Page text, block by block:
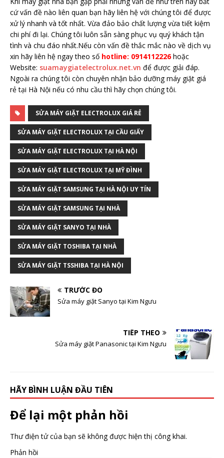
cứ vấn đề nào liên quan bạn hãy liên hệ với chúng tôi để được
xử lý nhanh và tốt nhất. Vừa đảo bảo chất lượng vừa tiết kiệm
chi phí đi lại. Chúng tôi luôn sẵn sàng phục vụ quý khách tận
tình và chu đáo nhất.Nếu còn vấn đề thắc mắc nào về dịch vụ
xin hãy liên hệ ngay theo số hotline: 0914112226hoặc
Website: suamaygiatelectrolux.net.vn để được giải đáp.
Ngoài ra chúng tôi còn chuyên nhận bảo dưỡng máy giặt giá
rẻ tại Hà Nội nếu có nhu cầu thì hãy chọn chúng tôi.
SỬA MÁY GIẶT ELECTROLUX GIÁ RẺ
SỬA MÁY GIẶT ELECTROLUX TẠI CẦU GIẤY
SỬA MÁY GIẶT ELECTROLUX TẠI HÀ NỘI
SỬA MÁY GIẶT ELECTROLUX TẠI MỸ ĐÌNH
SỬA MÁY GIẶT SAMSUNG TẠI HÀ NỘI UY TÍN
SỬA MÁY GIẶT SAMSUNG TẠI NHÀ
SỬA MÁY GIẶT SANYO TẠI NHÀ
SỬA MÁY GIẶT TOSHIBA TẠI NHÀ
SỬA MÁY GIẶT TSSHIBA TẠI HÀ NỘI
TRƯỚC ĐÓ
Sửa máy giặt Sanyo tại Kim Ngưu
TIẾP THEO
Sửa máy giặt Panasonic tại Kim Ngưu
HÃY BÌNH LUẬN ĐẦU TIÊN
Để lại một phản hồi
Thư điện tử của bạn sẽ không được hiện thị công khai.
Phản hồi